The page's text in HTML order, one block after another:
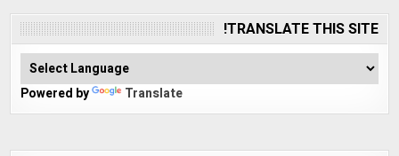
TRANSLATE THIS SITE!
Powered by Translate